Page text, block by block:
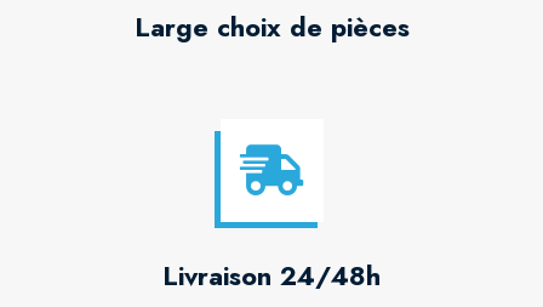
Large choix de pièces
Livraison 24/48h